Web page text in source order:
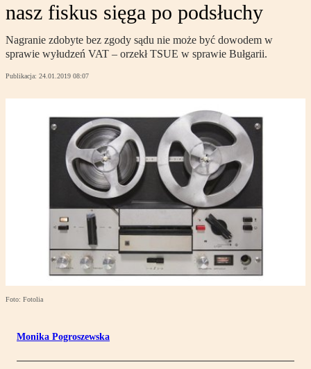
nasz fiskus sięga po podsłuchy
Nagranie zdobyte bez zgody sądu nie może być dowodem w
sprawie wyłudzeń VAT – orzekł TSUE w sprawie Bułgarii.
Publikacja: 24.01.2019 08:07
Foto: Fotolia
Monika Pogroszewska